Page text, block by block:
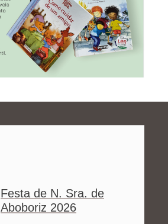
Festa de N. Sra. de
Aboboriz 2026